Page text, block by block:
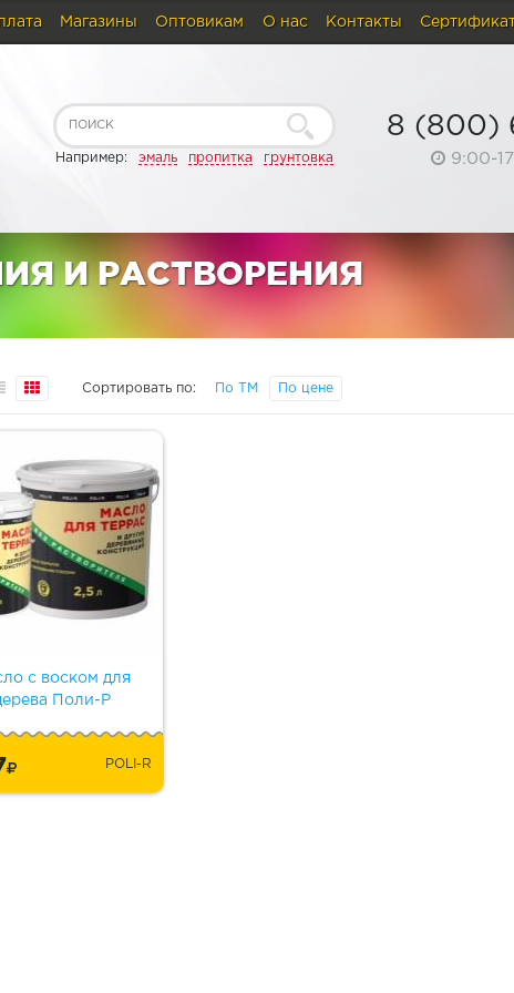
Магазины Оптовикам О нас Контакты
Например: эмаль пропитка грунтовка
8 (800)
9:00-
И РАСТВОРЕНИЯ
Сортировать по: По ТМ По цене
с воском для
Поли-Р
POLI-R